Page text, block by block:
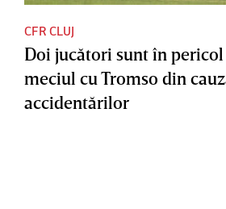
CFR CLUJ
Doi jucători sunt în pericol
meciul cu Tromso din
accidentărilor